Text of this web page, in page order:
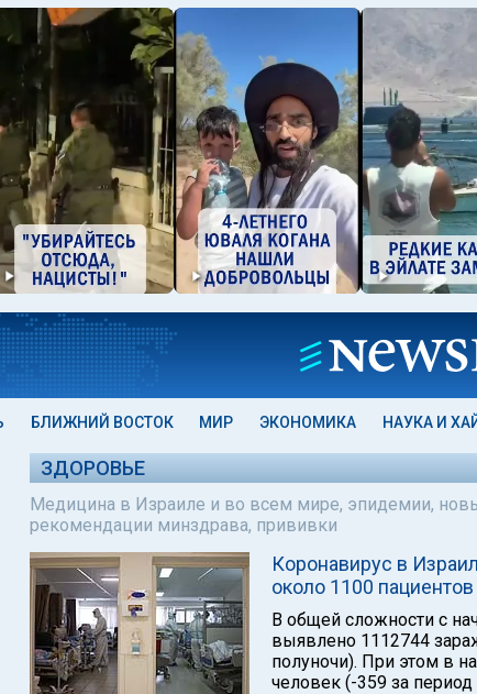
БЛИЖНИЙ ВОСТОК МИР ЭКОНОМИКА НАУКА И
ЗДОРОВЬЕ
Медицина в Израиле и во всем мире, эпидемии,
рекомендации минздрава, прививки
Коронавирус в
около 1100
В общей сложности с
выявлено 1112744
полуночи). При этом в
человек (-359 за период